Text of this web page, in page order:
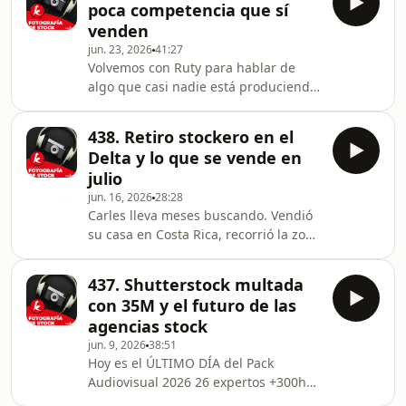
mucho más. ¿Su gran reflexión del
viaje? Que no necesitas buscar
modelos nuevos para cada sesión. En
este episodio te cuenta: - Por qué
repetir un modelo que funciona no es
de vago, es de listo - Cómo trabajar
con gente
poca competencia que sí
venden
jun. 23, 202641:27
Volvemos con Ruty para hablar de
algo que casi nadie está produciendo:
Usando su nueva sesión de bodegón
de Año Nuevo Judío como ejemplo,
Ruty explica cómo encontrar nichos
con baja competencia, por qué el
conocimiento real de la cultura marca
la diferencia entre una foto que
vende y una que se nota "fake", y
cómo evitar los
438. Retiro stockero en el
Delta y lo que se vende en
julio
jun. 16, 202628:28
Carles lleva meses buscando. Vendió
su casa en Costa Rica, recorrió la zona
habitaciones, piscina, sauna, jacuzzi,
dos salas de coworking y taller de
carpintería... a tres minutos y medio
del mar. La reforma arranca el 20 de
junio y los miembros de la Academia
Stock tienen plaza para venir cuando
437. Shutterstock multada
con 35M y el futuro de las
agencias stock
jun. 9, 202638:51
Hoy es el ÚLTIMO DÍA del Pack
Audiovisual 2026 26 expertos +300h